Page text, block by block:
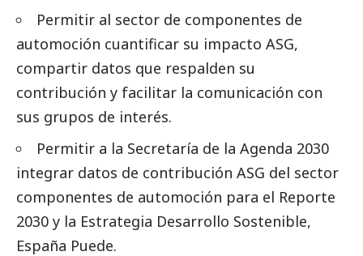
Permitir al sector de componentes de
automoción cuantificar su impacto ASG,
compartir datos que respalden su
contribución y facilitar la comunicación con
sus grupos de interés.
Permitir a la Secretaría de la Agenda 2030
integrar datos de contribución ASG del sector
componentes de automoción para el Reporte
2030 y la Estrategia Desarrollo Sostenible,
España Puede.